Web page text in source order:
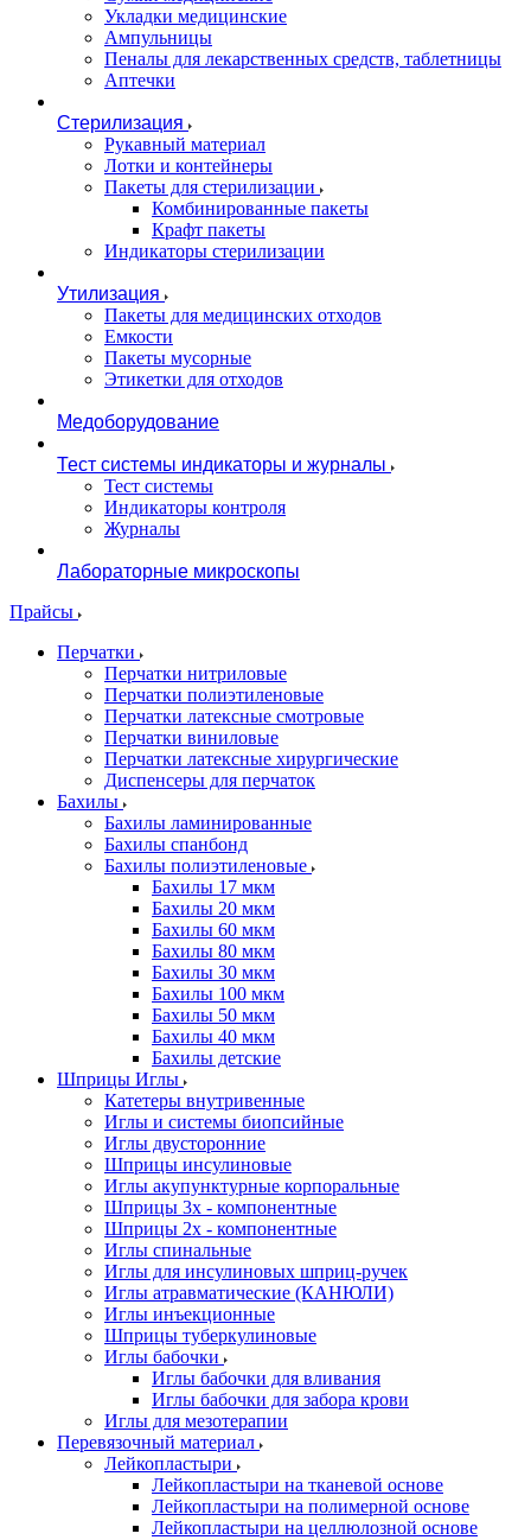
Укладки медицинские
Ампульницы
Пеналы для лекарственных средств, таблетницы
Аптечки
Стерилизация
Рукавный материал
Лотки и контейнеры
Пакеты для стерилизации
Комбинированные пакеты
Крафт пакеты
Индикаторы стерилизации
Утилизация
Пакеты для медицинских отходов
Емкости
Пакеты мусорные
Этикетки для отходов
Медоборудование
Тест системы индикаторы и журналы
Тест системы
Индикаторы контроля
Журналы
Лабораторные микроскопы
Прайсы
Перчатки
Перчатки нитриловые
Перчатки полиэтиленовые
Перчатки латексные смотровые
Перчатки виниловые
Перчатки латексные хирургические
Диспенсеры для перчаток
Бахилы
Бахилы ламинированные
Бахилы спанбонд
Бахилы полиэтиленовые
Бахилы 17 мкм
Бахилы 20 мкм
Бахилы 60 мкм
Бахилы 80 мкм
Бахилы 30 мкм
Бахилы 100 мкм
Бахилы 50 мкм
Бахилы 40 мкм
Бахилы детские
Шприцы Иглы
Катетеры внутривенные
Иглы и системы биопсийные
Иглы двусторонние
Шприцы инсулиновые
Иглы акупунктурные корпоральные
Шприцы 3х - компонентные
Шприцы 2х - компонентные
Иглы спинальные
Иглы для инсулиновых шприц-ручек
Иглы атравматические (КАНЮЛИ)
Иглы инъекционные
Шприцы туберкулиновые
Иглы бабочки
Иглы бабочки для вливания
Иглы бабочки для забора крови
Иглы для мезотерапии
Перевязочный материал
Лейкопластыри
Лейкопластыри на тканевой основе
Лейкопластыри на полимерной основе
Лейкопластыри на целлюлозной основе